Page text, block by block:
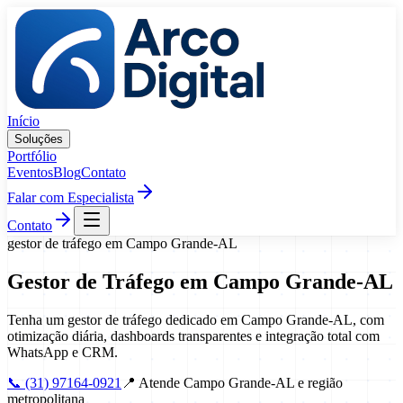
Pular para o conteúdo
Início
Soluções
Portfólio
EventosBlogContato
Falar com Especialista
Contato
gestor de tráfego em Campo Grande-AL
Gestor de Tráfego em Campo Grande-AL
Tenha um gestor de tráfego dedicado em Campo Grande-AL, com
otimização diária, dashboards transparentes e integração total com
WhatsApp e CRM.
📞 (31) 97164-0921 📍 Atende Campo Grande-AL e região
metropolitana